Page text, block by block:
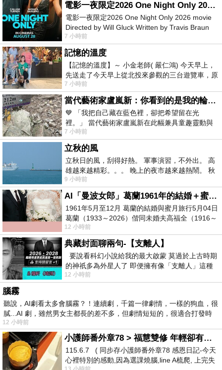
電影一夜限定2026 One Night Only 2026 movie
電影一夜限定2026 One Night Only 2026 movie
Directed by Will Gluck Written by Travis Braun
Starring Monica Barbaro
7 小時前
記憶的溫度
【記憶的溫度】～ 小金老師( 嚴仁鴻) 今天早上，
先送走了今天早上從北投來參觀的三台遊覽車，原
以為展場已經差不多要安靜下來，卻發
7 小時前
當代藝術家盧嵐新：你看到的是我的輪廓，還是你的故事？——藏在藍色裡的希望與光
💙 「我把自己藏在藍色裡，卻把希望留在光
裡。」 當代藝術家盧嵐新在此幅兼具童趣靈動與
抽象韻味的新作中，用湛藍的羽翼般色塊包覆著
7 小時前
立秋的風
立秋日的風，刮得好熱。 軍事演習，不外出。 高
雄越來越精彩。。。 晚上的夜市越來越熱鬧。 秋
天的風刮得很熱 夜遊消暑熱。。。
9 小時前
AI「曼波女郎」葛蘭1961年的結婚＋蜜月旅行 #戀上老電影 #葛蘭 #粟子
1961年5月至12月 葛蘭的結婚與蜜月旅行5月04日
葛蘭（1933～2026）偕同未婚夫高福全（1916～
2004）乘郵輪赴倫敦6月15日於英國倫敦St.S
12 小時前
典藏封面聊兩句-【支離人】
要說看科幻小說給我的最大啟蒙 莫過於上古時期
的神祇多為外星人了 即便擁有像「支離人」這種
驚世駭俗的神通法門 也未必讀
12 小時前
腦霧
聽說，AI劇看太多會腦霧？！連續劇，千篇一律劇情，一樣的狗血，很
膩...AI 劇，雖然男女主都長的差不多，但劇情短短的，很適合打發時
12 小時前
小護師番外章78 > 福慧雙修 年輕卻有個老靈魂 ㄑ金剛經〉podcast
115.6.7 ( 同步存小護師番外章78 感恩日記-今天
心裡特別的感動,因為選課燒腦,line A梳爬, 上完失